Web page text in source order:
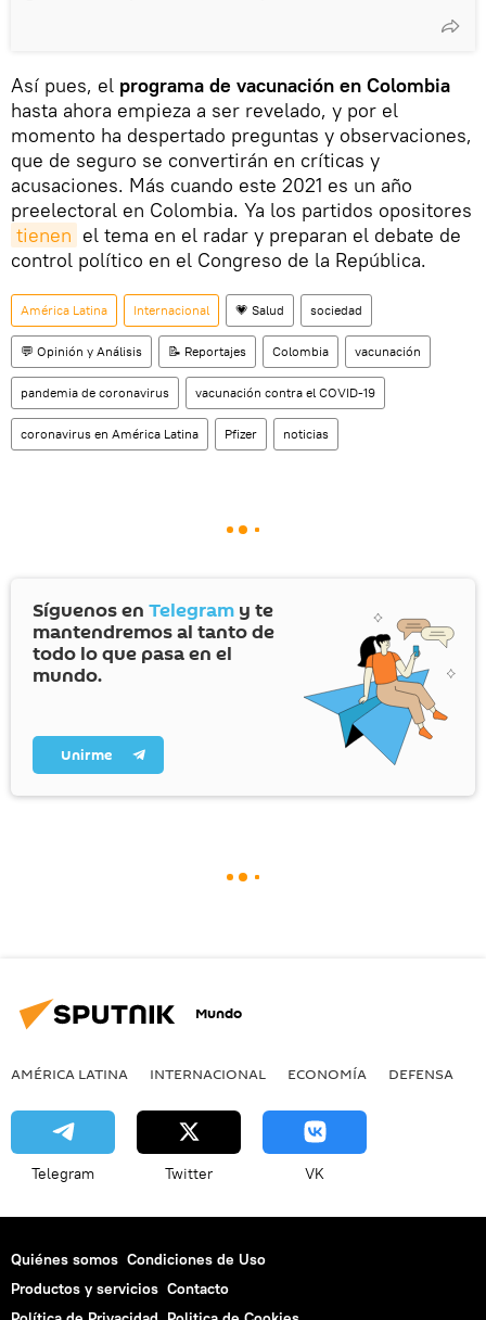
Así pues, el programa de vacunación en Colombia
hasta ahora empieza a ser revelado, y por el
momento ha despertado preguntas y observaciones,
que de seguro se convertirán en críticas y
acusaciones. Más cuando este 2021 es un año
preelectoral en Colombia. Ya los partidos opositores
tienen el tema en el radar y preparan el debate de
control político en el Congreso de la República.
América Latina Internacional 💗 Salud sociedad
💬 Opinión y Análisis 📝 Reportajes Colombia vacunación
pandemia de coronavirus vacunación contra el COVID-19
coronavirus en América Latina Pfizer noticias
Síguenos en Telegram y te
mantendremos al tanto de
todo lo que pasa en el
mundo.
Unirme
Mundo
AMÉRICA LATINA INTERNACIONAL ECONOMÍA DEFENSA
Telegram Twitter VK
Quiénes somos Condiciones de Uso
Productos y servicios Contacto